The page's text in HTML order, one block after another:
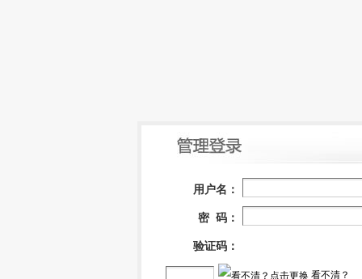
用户名：
密 码：
验证码：
看不清？